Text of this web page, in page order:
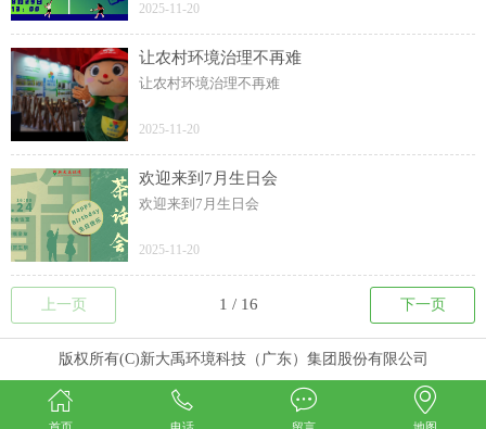
2025-11-20
让农村环境治理不再难
让农村环境治理不再难
2025-11-20
欢迎来到7月生日会
欢迎来到7月生日会
2025-11-20
上一页 下一页
版权所有(C)新大禹环境科技（广东）集团股份有限公司